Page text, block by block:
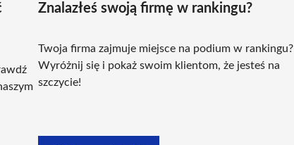
Znalazłeś swoją firmę w rankingu?
Twoja firma zajmuje miejsce na podium w rankingu?
Wyróżnij się i pokaż swoim klientom, że jesteś na
szczycie!